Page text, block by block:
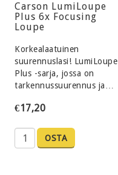
Carson LumiLoupe
Plus 6x Focusing
Loupe
Korkealaatuinen
suurennuslasi! LumiLoupe
Plus -sarja, jossa on
tarkennussuurennus ja…
€17,20
OSTA